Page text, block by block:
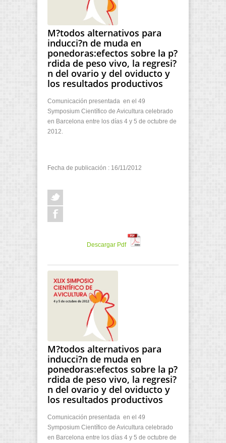
M?todos alternativos para
inducci?n de muda en
ponedoras:efectos sobre la p?
rdida de peso vivo, la regresi?
n del ovario y del oviducto y
los resultados productivos
Comunicación presentada en el 49
Symposium Científico de Avicultura celebrado
en Barcelona entre los días 4 y 5 de octubre de
2012.
Fecha de publicación : 16/11/2012
Descargar Pdf
M?todos alternativos para
inducci?n de muda en
ponedoras:efectos sobre la p?
rdida de peso vivo, la regresi?
n del ovario y del oviducto y
los resultados productivos
Comunicación presentada en el 49
Symposium Científico de Avicultura celebrado
en Barcelona entre los días 4 y 5 de octubre de